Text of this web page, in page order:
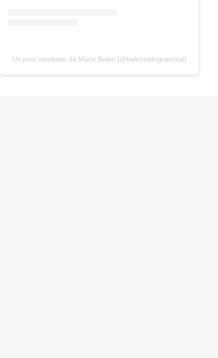
Un post condiviso da Maria Belen (@belenrodriguezreal)